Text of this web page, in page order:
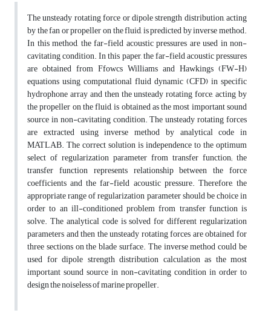
The unsteady rotating force or dipole strength distribution, acting
by the fan or propeller on the fluid, is predicted by inverse method.
In this method, the far-field acoustic pressures are used in non-
cavitating condition. In this paper, the far-field acoustic pressures
are obtained from Ffowcs Williams and Hawkings (FW-H)
equations using computational fluid dynamic (CFD) in specific
hydrophone array and then the unsteady rotating force, acting by
the propeller on the fluid, is obtained as the most important sound
source in non-cavitating condition. The unsteady rotating forces
are extracted using inverse method by analytical code in
MATLAB. The correct solution is independence to the optimum
select of regularization parameter from transfer function; the
transfer function represents relationship between the force
coefficients and the far-field acoustic pressure. Therefore, the
appropriate range of regularization parameter should be choice in
order to an ill-conditioned problem from transfer function is
solve. The analytical code is solved for different regularization
parameters and then the unsteady rotating forces are obtained for
three sections on the blade surface. The inverse method could be
used for dipole strength distribution calculation as the most
important sound source in non-cavitating condition in order to
design the noiseless of marine propeller.